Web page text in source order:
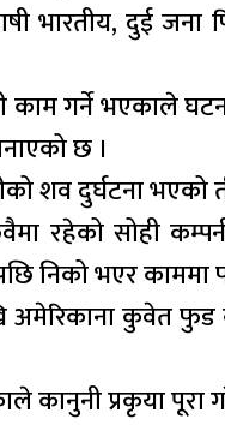
भारतीय, दुई
काम गर्ने भएकाले
छ ।
शव दुर्घटना भएको
रहेको सोही
निको भएर
कुवेत फुड
कानुनी प्रकृया